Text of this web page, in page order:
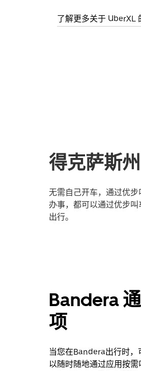
了解更多关于 UberXL
得克萨斯
无需自己开车，通过优
办事，都可以通过优步
出行。
Bandera
项
当您在Bandera出行时
以随时随地通过应用按